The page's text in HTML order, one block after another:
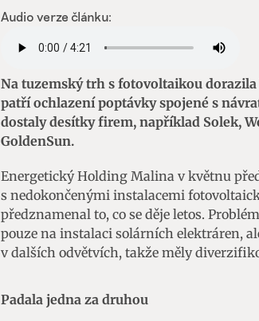
Audio verze článku:
Na tuzemský trh s fotovoltaikou
patří ochlazení poptávky spojené s
dostaly desítky firem, například Solek,
GoldenSun.
Energetický Holding Malina v květnu
s nedokončenými instalacemi
předznamenal to, co se děje letos.
pouze na instalaci solárních elektráren,
v dalších odvětvích, takže měly
Padala jedna za druhou